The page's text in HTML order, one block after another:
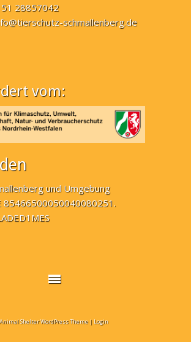
28857042
schmallenberg.de
vom:
und Umgebung
85466500050040080251.
Animal Shelter WordPress Theme| Login